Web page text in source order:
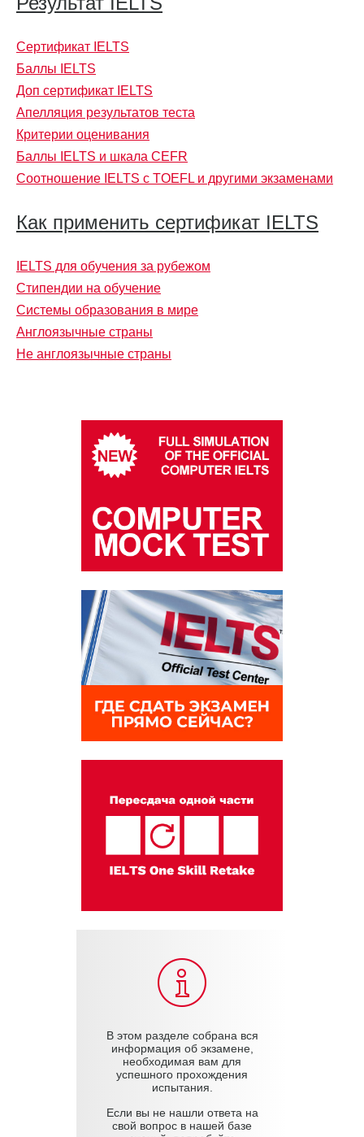
Сертификат IELTS
Баллы IELTS
Доп сертификат IELTS
Апелляция результатов теста
Критерии оценивания
Баллы IELTS и шкала CEFR
Соотношение IELTS с TOEFL и другими экзаменами
Как применить сертификат IELTS
IELTS для обучения за рубежом
Стипендии на обучение
Системы образования в мире
Англоязычные страны
Не англоязычные страны
В этом разделе собрана вся
информация об экзамене,
необходимая вам для
успешного прохождения
испытания.
Если вы не нашли ответа на
свой вопрос в нашей базе